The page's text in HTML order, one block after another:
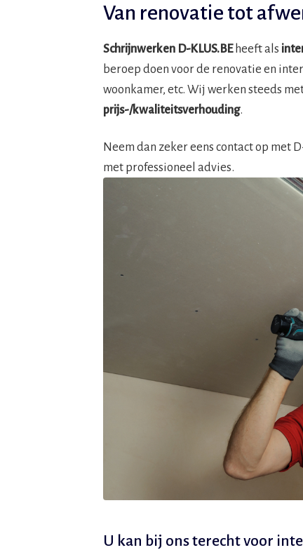
Van renovatie tot
Schrijnwerken D-KLUS.BEheeft als
beroep doen voor de renovatie en
woonkamer, etc. Wij werken steeds
prijs-/kwaliteitsverhouding.
Neem dan zeker eens contact op met
met professioneel advies.
U kan bij ons terecht voor